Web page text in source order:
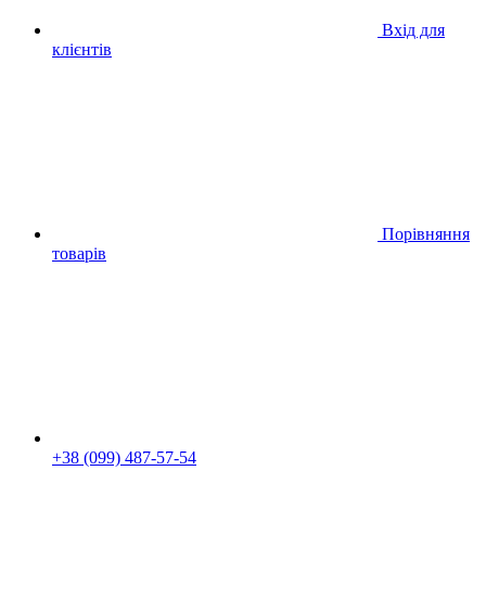
Вхід для
клієнтів
Порівняння
товарів
+38 (099) 487-57-54